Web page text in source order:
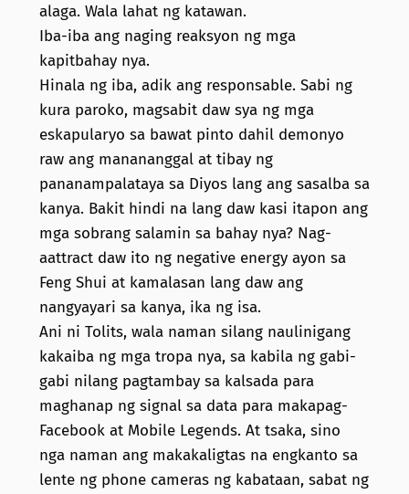
alaga. Wala lahat ng katawan.
Iba-iba ang naging reaksyon ng mga
kapitbahay nya.
Hinala ng iba, adik ang responsable. Sabi ng
kura paroko, magsabit daw sya ng mga
eskapularyo sa bawat pinto dahil demonyo
raw ang manananggal at tibay ng
pananampalataya sa Diyos lang ang sasalba sa
kanya. Bakit hindi na lang daw kasi itapon ang
mga sobrang salamin sa bahay nya? Nag-
aattract daw ito ng negative energy ayon sa
Feng Shui at kamalasan lang daw ang
nangyayari sa kanya, ika ng isa.
Ani ni Tolits, wala naman silang naulinigang
kakaiba ng mga tropa nya, sa kabila ng gabi-
gabi nilang pagtambay sa kalsada para
maghanap ng signal sa data para makapag-
Facebook at Mobile Legends. At tsaka, sino
nga naman ang makakaligtas na engkanto sa
lente ng phone cameras ng kabataan, sabat ng